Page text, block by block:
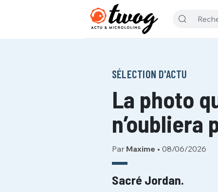
SÉLECTION D'ACTU
La photo
n’oubliera
Par Maxime • 08/06/2026
Sacré Jordan.